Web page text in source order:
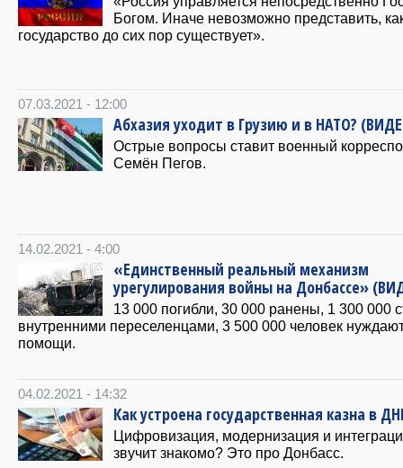
Богом. Иначе невозможно представить,
государство до сих пор существует».
07.03.2021 - 12:00
Абхазия уходит в Грузию и в НАТО?
Острые вопросы ставит военный
Семён Пегов.
14.02.2021 - 4:00
«Единственный реальный механизм
урегулирования войны на Донбассе»
13 000 погибли, 30 000 ранены, 1 300 000
внутренними переселенцами, 3 500 000 человек
помощи.
04.02.2021 - 14:32
Как устроена государственная казна в
Цифровизация, модернизация и
звучит знакомо? Это про Донбасс.